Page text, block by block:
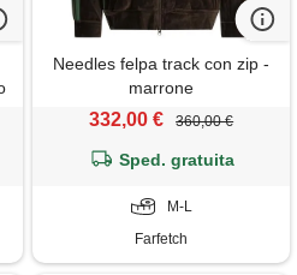
Needles felpa track con zip -
marrone
332,00 € 360,00 €
Sped. gratuita
M-L
Farfetch